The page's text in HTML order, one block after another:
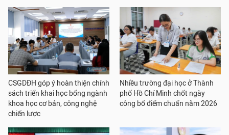
CSGDĐH góp ý hoàn thiện chính
sách triển khai học bổng ngành
khoa học cơ bản, công nghệ
chiến lược
Nhiều trường đại học ở Thành
phố Hồ Chí Minh chốt ngày
công bố điểm chuẩn năm 2026